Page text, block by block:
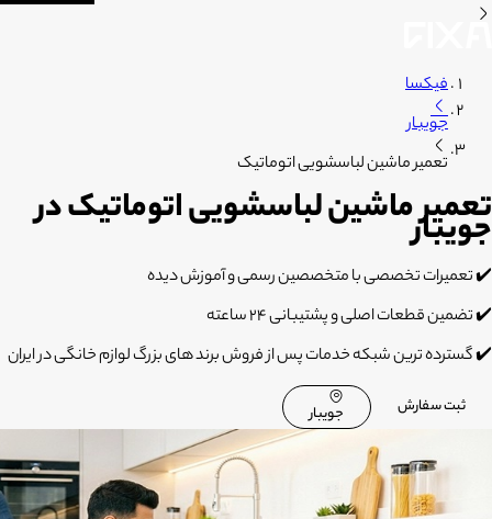
فیکسا
جویبار
تعمیر ماشین لباسشویی اتوماتیک
تعمیر ماشین لباسشویی اتوماتیک در
جویبار
✔️ تعمیرات تخصصی با متخصصین رسمی و آموزش دیده
✔️ تضمین قطعات اصلی و پشتیبانی 24 ساعته
✔️ گسترده ترین شبکه خدمات پس از فروش برند های بزرگ لوازم خانگی در ایران
ثبت سفارش جویبار